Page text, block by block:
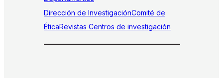
Dirección de InvestigaciónComité de
ÉticaRevistas Centros de investigación